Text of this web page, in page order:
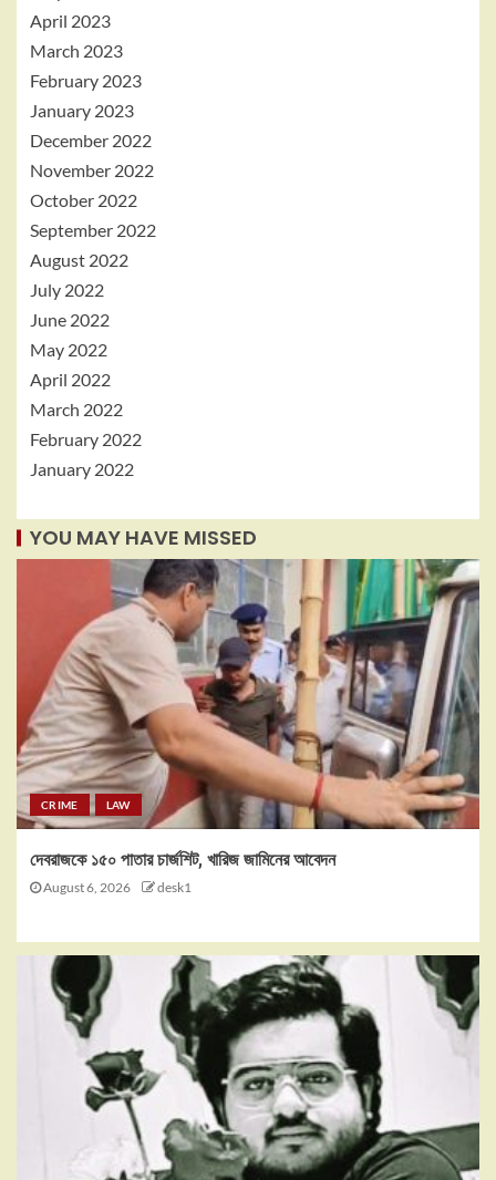
April 2023
March 2023
February 2023
January 2023
December 2022
November 2022
October 2022
September 2022
August 2022
July 2022
June 2022
May 2022
April 2022
March 2022
February 2022
January 2022
YOU MAY HAVE MISSED
CRIME LAW
দেবরাজকে ১৫০ পাতার চার্জশিট, খারিজ জামিনের আবেদন
August 6, 2026 desk1